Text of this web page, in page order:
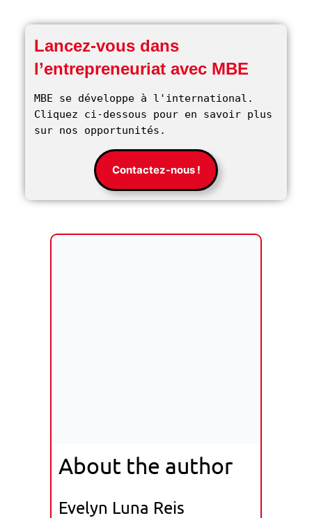
Lancez-vous dans
l’entrepreneuriat avec MBE
MBE se développe à l'international.
Cliquez ci-dessous pour en savoir plus
sur nos opportunités.
Contactez-nous !
About the author
Evelyn Luna Reis